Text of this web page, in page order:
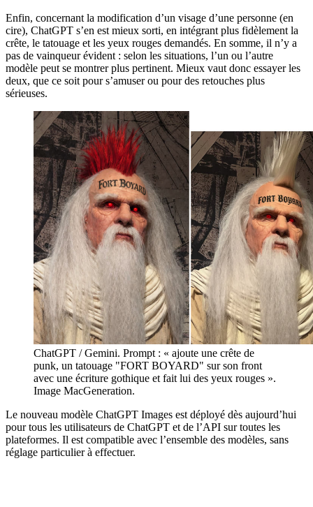
Enfin, concernant la modification d’un visage d’une personne (en
cire), ChatGPT s’en est mieux sorti, en intégrant plus fidèlement la
crête, le tatouage et les yeux rouges demandés. En somme, il n’y a
pas de vainqueur évident : selon les situations, l’un ou l’autre
modèle peut se montrer plus pertinent. Mieux vaut donc essayer les
deux, que ce soit pour s’amuser ou pour des retouches plus
sérieuses.
ChatGPT / Gemini. Prompt : « ajoute une crête de
punk, un tatouage "FORT BOYARD" sur son front
avec une écriture gothique et fait lui des yeux rouges ».
Image MacGeneration.
Le nouveau modèle ChatGPT Images est déployé dès aujourd’hui
pour tous les utilisateurs de ChatGPT et de l’API sur toutes les
plateformes. Il est compatible avec l’ensemble des modèles, sans
réglage particulier à effectuer.